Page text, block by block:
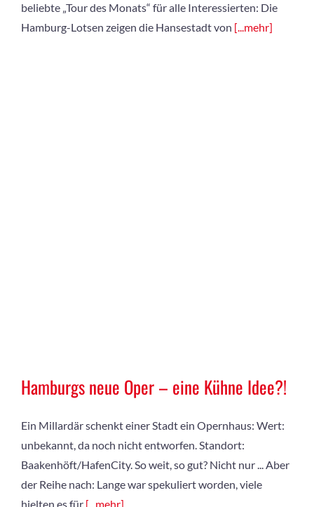
beliebte „Tour des Monats“ für alle Interessierten: Die
Hamburg-Lotsen zeigen die Hansestadt von [...mehr]
Hamburgs neue Oper – eine Kühne Idee?!
Ein Millardär schenkt einer Stadt ein Opernhaus: Wert:
unbekannt, da noch nicht entworfen. Standort:
Baakenhöft/HafenCity. So weit, so gut? Nicht nur ... Aber
der Reihe nach: Lange war spekuliert worden, viele
hielten es für [...mehr]